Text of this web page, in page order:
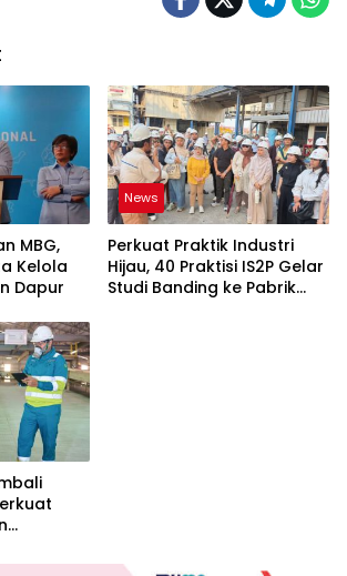
MBG,
Kelola
Dapur
News
Perkuat Praktik Industri
Hijau, 40 Praktisi IS2P Gelar
Studi Banding ke Pabrik